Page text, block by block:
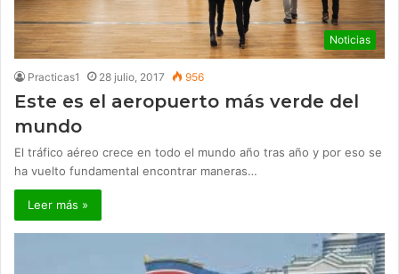
Noticias
Practicas1 28 julio, 2017 956
Este es el aeropuerto más verde del
mundo
El tráfico aéreo crece en todo el mundo año tras año y por eso se
ha vuelto fundamental encontrar maneras…
Leer más »